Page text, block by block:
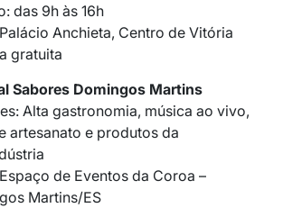
das 9h às 16h
Anchieta, Centro de Vitória
gratuita
Sabores Domingos Martins
Alta gastronomia, música ao vivo,
artesanato e produtos da
de Eventos da Coroa –
Martins/ES